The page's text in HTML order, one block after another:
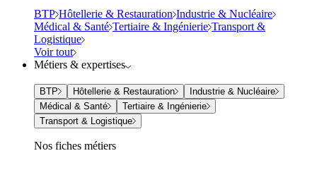
BTP Hôtellerie & Restauration Industrie & Nucléaire
Médical & Santé Tertiaire & Ingénierie Transport &
Logistique
Voir tout
Métiers & expertises
BTP Hôtellerie & Restauration
Industrie & Nucléaire
Médical & Santé
Tertiaire & Ingénierie
Transport & Logistique
Nos fiches métiers